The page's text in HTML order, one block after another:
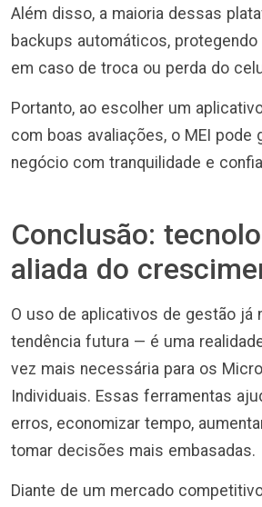
Além disso, a maioria dessas
backups automáticos,
em caso de troca ou perda do
Portanto, ao escolher um
com boas avaliações, o MEI pode
negócio com tranquilidade e
Conclusão:
aliada do
O uso de aplicativos de gestão já
tendência futura — é uma
vez mais necessária para os
Individuais. Essas ferramentas
erros, economizar tempo,
tomar decisões mais embasadas.
Diante de um mercado